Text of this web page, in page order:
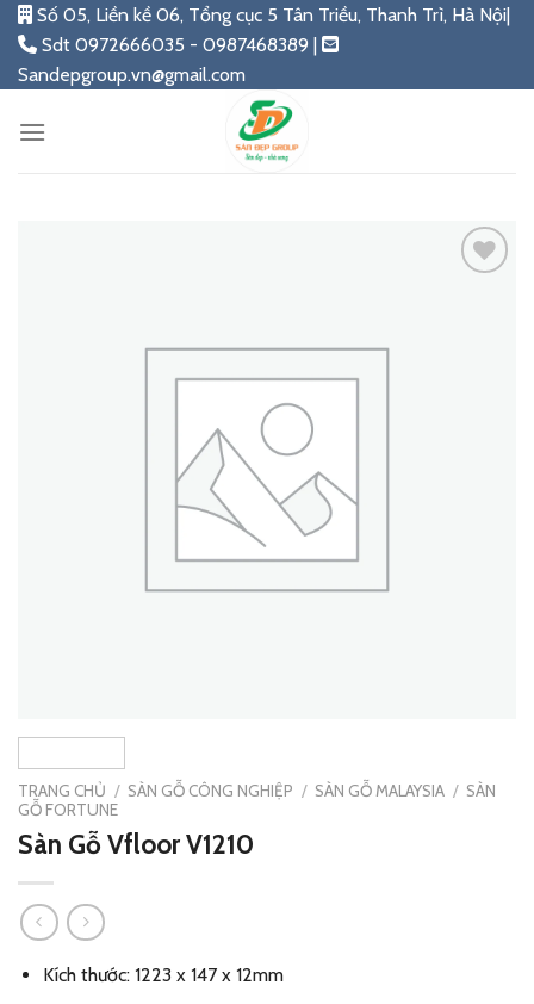
Skip
content
Số 05, Liền kề 06, Tổng cục 5 Tân Triều, Thanh Trì, Hà Nội|
Sdt 0972666035 - 0987468389 |
Sandepgroup.vn@gmail.com
TRANG CHỦ / SÀN GỖ CÔNG NGHIỆP / SÀN GỖ MALAYSIA / SÀN
GỖ FORTUNE
Sàn Gỗ Vfloor V1210
Kích thước: 1223 x 147 x 12mm